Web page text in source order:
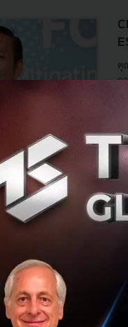
คุ
ก
ตุ
ปั